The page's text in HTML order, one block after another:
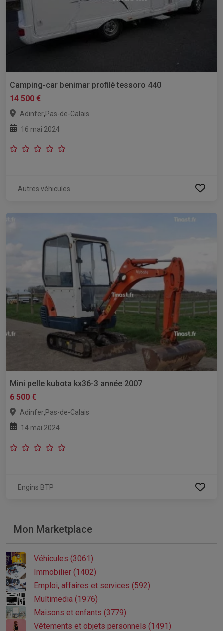
Camping-car benimar profilé tessoro 440
14 500 €
Adinfer,Pas-de-Calais
16 mai 2024
Autres véhicules
Mini pelle kubota kx36-3 année 2007
6 500 €
Adinfer,Pas-de-Calais
14 mai 2024
Engins BTP
Mon Marketplace
Véhicules (3061)
Immobilier (1402)
Emploi, affaires et services (592)
Multimedia (1976)
Maisons et enfants (3779)
Vêtements et objets personnels (1491)